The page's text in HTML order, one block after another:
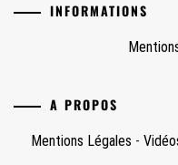
INFORMATIONS
A PROPOS
Mentions Légales -